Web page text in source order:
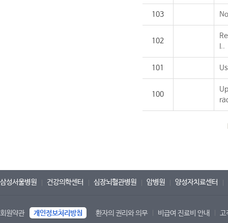
103
102
I..
101
100
삼성서울병원 건강의학센터 심장뇌혈관병원 암병원 양성자치료센터
회원약관 개인정보처리방침 환자의 권리와 의무 비급여 진료비 안내 고